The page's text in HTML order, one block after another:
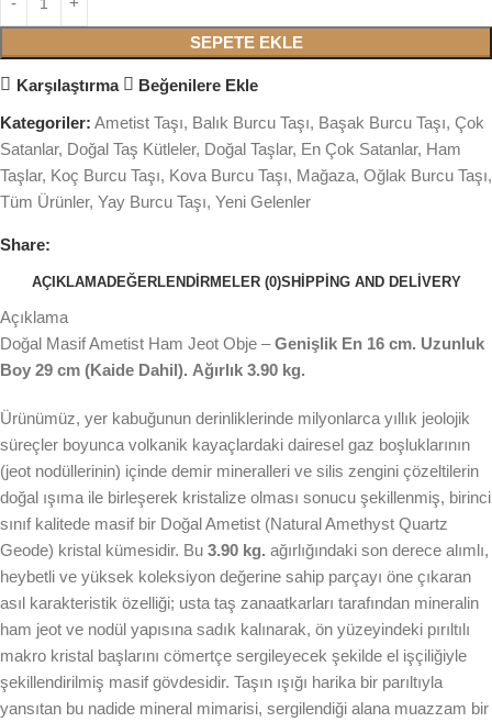
SEPETE EKLE
Karşılaştırma Beğenilere Ekle
Kategoriler: Ametist Taşı, Balık Burcu Taşı, Başak Burcu Taşı, Çok
Satanlar, Doğal Taş Kütleler, Doğal Taşlar, En Çok Satanlar, Ham
Taşlar, Koç Burcu Taşı, Kova Burcu Taşı, Mağaza, Oğlak Burcu Taşı,
Tüm Ürünler, Yay Burcu Taşı, Yeni Gelenler
Share:
AÇIKLAMADEĞERLENDIRMELER (0)SHIPPING AND DELIVERY
Açıklama
Doğal Masif Ametist Ham Jeot Obje –Genişlik En 16 cm. Uzunluk
Boy 29 cm (Kaide Dahil). Ağırlık 3.90 kg.
Ürünümüz, yer kabuğunun derinliklerinde milyonlarca yıllık jeolojik
süreçler boyunca volkanik kayaçlardaki dairesel gaz boşluklarının
(jeot nodüllerinin) içinde demir mineralleri ve silis zengini çözeltilerin
doğal ışıma ile birleşerek kristalize olması sonucu şekillenmiş, birinci
sınıf kalitede masif bir Doğal Ametist (Natural Amethyst Quartz
Geode) kristal kümesidir. Bu 3.90 kg. ağırlığındaki son derece alımlı,
heybetli ve yüksek koleksiyon değerine sahip parçayı öne çıkaran
asıl karakteristik özelliği; usta taş zanaatkarları tarafından mineralin
ham jeot ve nodül yapısına sadık kalınarak, ön yüzeyindeki pırıltılı
makro kristal başlarını cömertçe sergileyecek şekilde el işçiliğiyle
şekillendirilmiş masif gövdesidir. Taşın ışığı harika bir parıltıyla
yansıtan bu nadide mineral mimarisi, sergilendiği alana muazzam bir